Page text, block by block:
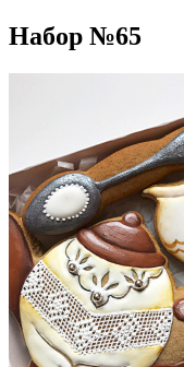
Набор №65